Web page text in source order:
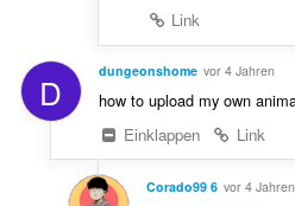
Link
D dungeonshome vor 4 Jahren
how to upload my own
Einklappen
Link
Corado99 6 vor 4 Jahren